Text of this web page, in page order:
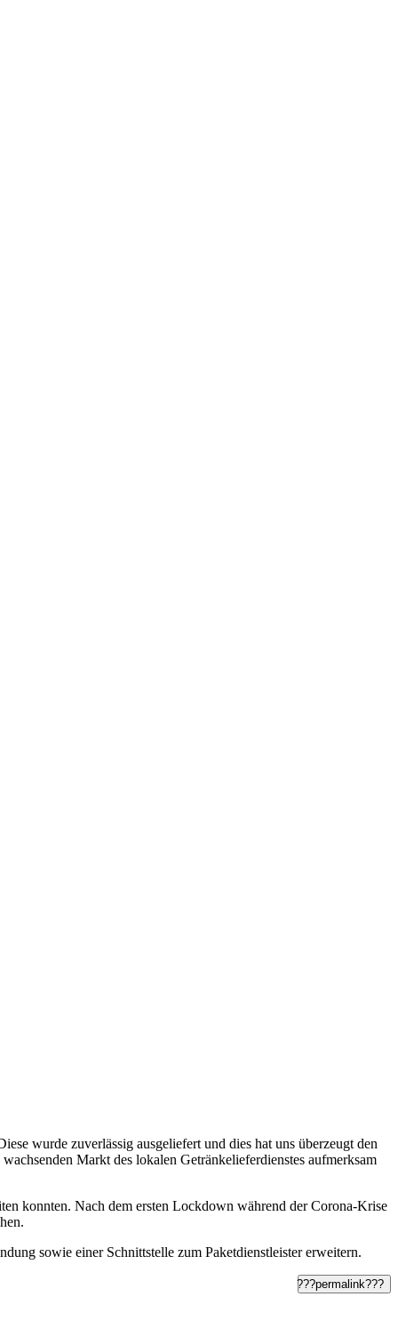
wurde zuverlässig ausgeliefert und dies hat uns überzeugt den
Markt des lokalen Getränkelieferdienstes aufmerksam
konnten. Nach dem ersten Lockdown während der Corona-Krise
sowie einer Schnittstelle zum Paketdienstleister erweitern.
???permalink???